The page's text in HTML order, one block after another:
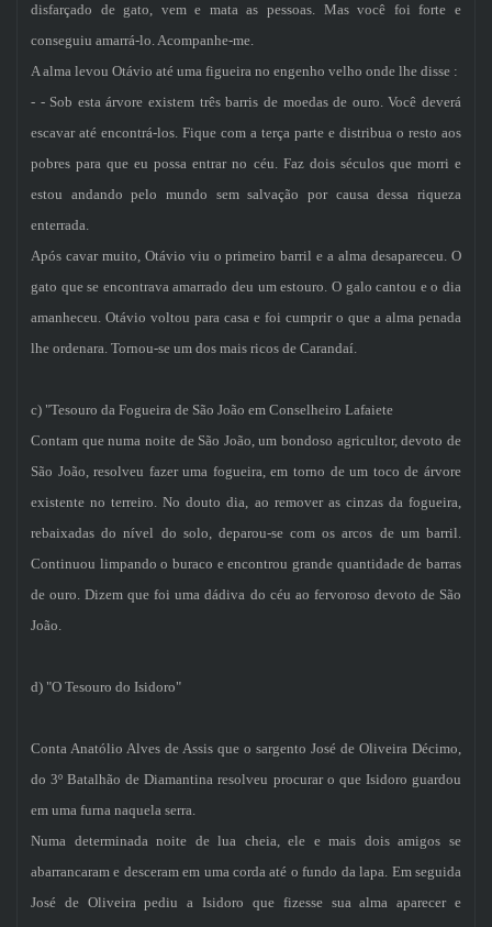
disfarçado de gato, vem e mata as pessoas. Mas você foi forte e
conseguiu amarrá-lo. Acompanhe-me.
A alma levou Otávio até uma figueira no engenho velho onde lhe disse :
- - Sob esta árvore existem três barris de moedas de ouro. Você deverá
escavar até encontrá-los. Fique com a terça parte e distribua o resto aos
pobres para que eu possa entrar no céu. Faz dois séculos que morri e
estou andando pelo mundo sem salvação por causa dessa riqueza
enterrada.
Após cavar muito, Otávio viu o primeiro barril e a alma desapareceu. O
gato que se encontrava amarrado deu um estouro. O galo cantou e o dia
amanheceu. Otávio voltou para casa e foi cumprir o que a alma penada
lhe ordenara. Tornou-se um dos mais ricos de Carandaí.
c) "Tesouro da Fogueira de São João em Conselheiro Lafaiete
Contam que numa noite de São João, um bondoso agricultor, devoto de
São João, resolveu fazer uma fogueira, em torno de um toco de árvore
existente no terreiro. No douto dia, ao remover as cinzas da fogueira,
rebaixadas do nível do solo, deparou-se com os arcos de um barril.
Continuou limpando o buraco e encontrou grande quantidade de barras
de ouro. Dizem que foi uma dádiva do céu ao fervoroso devoto de São
João.
d) "O Tesouro do Isidoro"
Conta Anatólio Alves de Assis que o sargento José de Oliveira Décimo,
do 3º Batalhão de Diamantina resolveu procurar o que Isidoro guardou
em uma furna naquela serra.
Numa determinada noite de lua cheia, ele e mais dois amigos se
abarrancaram e desceram em uma corda até o fundo da lapa. Em seguida
José de Oliveira pediu a Isidoro que fizesse sua alma aparecer e